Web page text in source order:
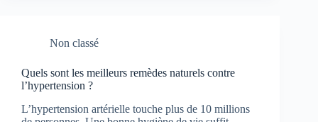
Non classé
Quels sont les meilleurs remèdes naturels contre
l’hypertension ?
L’hypertension artérielle touche plus de 10 millions